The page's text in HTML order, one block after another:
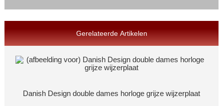
Gerelateerde Artikelen
Danish Design double dames horloge grijze wijzerplaat